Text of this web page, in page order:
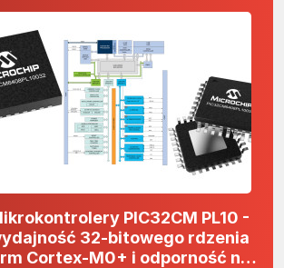
PIC32CM PL10 -
32-bitowego rdzenia
Cortex-M0+ i odporność na